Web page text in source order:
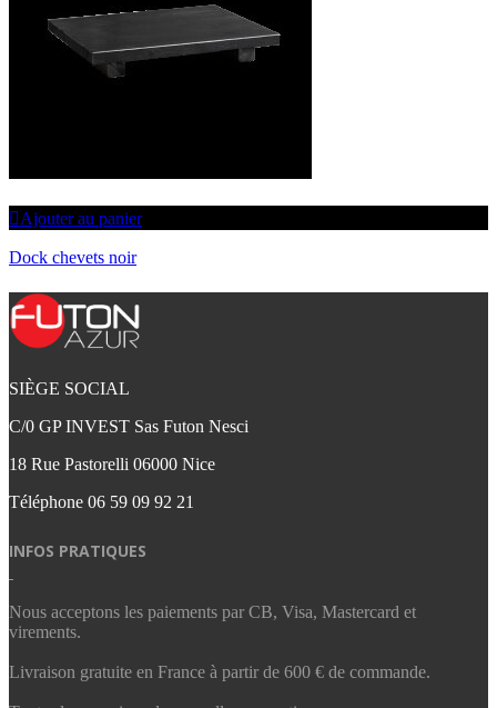
Ajouter au panier
Dock chevets noir
SIÈGE SOCIAL
C/0 GP INVEST Sas Futon Nesci
18 Rue Pastorelli 06000 Nice
Téléphone 06 59 09 92 21‬
INFOS PRATIQUES
Nous acceptons les paiements par CB, Visa, Mastercard et
virements.
Livraison gratuite en France à partir de 600 € de commande.